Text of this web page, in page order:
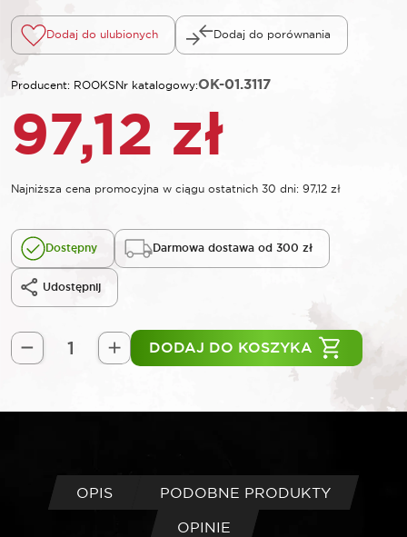
Dodaj do ulubionych Dodaj do porównania
Producent: ROOKSNr katalogowy:OK-01.3117
97,12 zł
Najniższa cena promocyjna w ciągu ostatnich 30 dni: 97,12 zł
Dostępny Darmowa dostawa od 300 zł
Udostępnij
ilość
imbusowych
HEX/TORX
DODAJ DO KOSZYKA
OPIS
PODOBNE PRODUKTY
OPINIE